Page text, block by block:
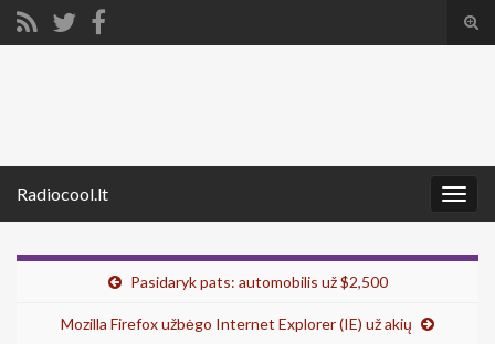
Radiocool.lt
Pasidaryk pats: automobilis už $2,500
Mozilla Firefox užbėgo Internet Explorer (IE) už akių